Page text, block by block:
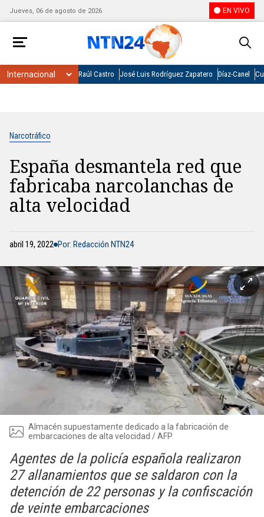
Jueves, 06 de agosto de 2026 EN VIVO
Raúl Castro José Luis Rodríguez Zapatero Díaz-Canel
Narcotráfico
España desmantela red que
fabricaba narcolanchas de
alta velocidad
abril 19, 2022 Por: Redacción NTN24
Almacén supuestamente dedicado a la fabricación de
embarcaciones de alta velocidad / AFP
Agentes de la policía española realizaron
27 allanamientos que se saldaron con la
detención de 22 personas y la confiscación
de veinte embarcaciones